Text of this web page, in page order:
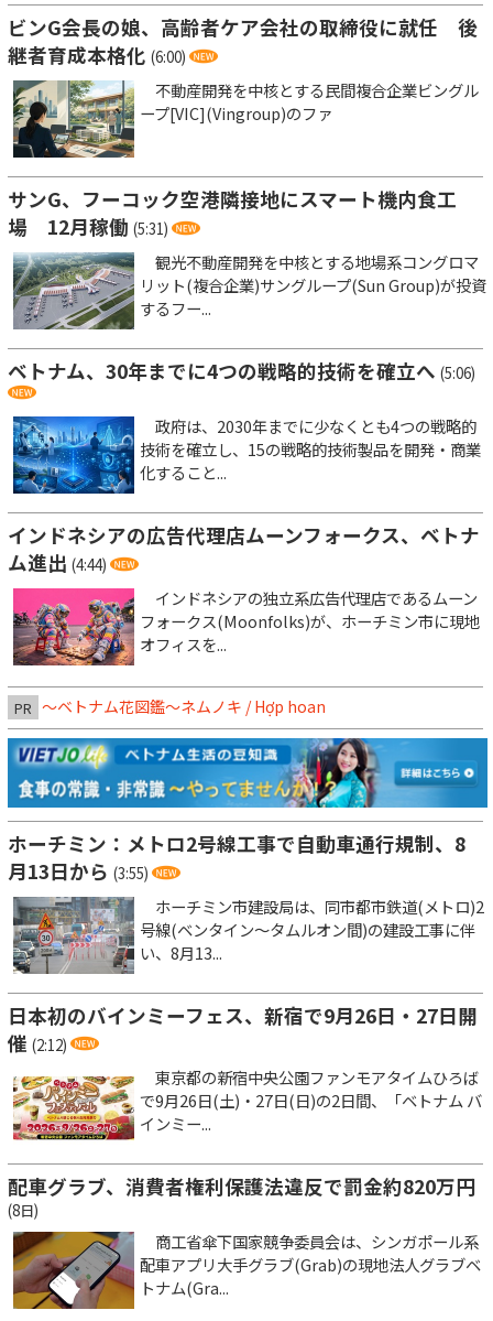
ビンG会長の娘、高齢者ケア会社の取締役に就任 後
継者育成本格化 (6:00)
不動産開発を中核とする民間複合企業ビングル
ープ[VIC](Vingroup)のファ
サンG、フーコック空港隣接地にスマート機内食工
場 12月稼働 (5:31)
観光不動産開発を中核とする地場系コングロマ
リット(複合企業)サングループ(Sun Group)が投資
するフー...
ベトナム、30年までに4つの戦略的技術を確立へ (5:06)
政府は、2030年までに少なくとも4つの戦略的
技術を確立し、15の戦略的技術製品を開発・商業
化すること...
インドネシアの広告代理店ムーンフォークス、ベトナ
ム進出 (4:44)
インドネシアの独立系広告代理店であるムーン
フォークス(Moonfolks)が、ホーチミン市に現地
オフィスを...
PR ～ベトナム花図鑑～ネムノキ / Hợp hoan
ホーチミン：メトロ2号線工事で自動車通行規制、8
月13日から (3:55)
ホーチミン市建設局は、同市都市鉄道(メトロ)2
号線(ベンタイン～タムルオン間)の建設工事に伴
い、8月13...
日本初のバインミーフェス、新宿で9月26日・27日開
催 (2:12)
東京都の新宿中央公園ファンモアタイムひろば
で9月26日(土)・27日(日)の2日間、「ベトナム バ
インミー...
配車グラブ、消費者権利保護法違反で罰金約820万円
(8日)
商工省傘下国家競争委員会は、シンガポール系
配車アプリ大手グラブ(Grab)の現地法人グラブベ
トナム(Gra...